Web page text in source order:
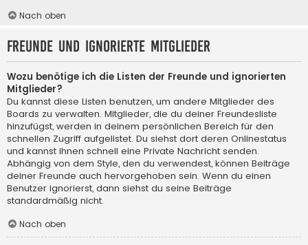
Nach oben
Freunde und ignorierte Mitglieder
Wozu benötige ich die Listen der Freunde und ignorierten
Mitglieder?
Du kannst diese Listen benutzen, um andere Mitglieder des
Boards zu verwalten. Mitglieder, die du deiner Freundesliste
hinzufügst, werden in deinem persönlichen Bereich für den
schnellen Zugriff aufgelistet. Du siehst dort deren Onlinestatus
und kannst ihnen schnell eine Private Nachricht senden.
Abhängig von dem Style, den du verwendest, können Beiträge
deiner Freunde auch hervorgehoben sein. Wenn du einen
Benutzer ignorierst, dann siehst du seine Beiträge
standardmäßig nicht.
Nach oben